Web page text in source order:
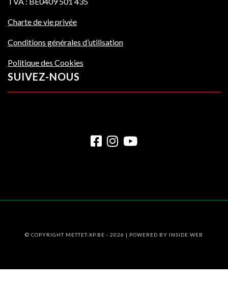
Charte de vie privée
Conditions générales d’utilisation
Politique des Cookies
SUIVEZ-NOUS
© COPYRIGHT METTET-XP.BE - 2026 | POWERED BY INSIDE WEB